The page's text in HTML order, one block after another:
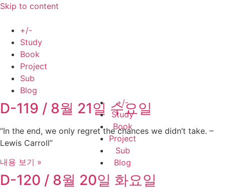
Skip to content
+/-
Study
Book
Project
Sub
Blog
+/-
Study
Book
Project
Sub
Blog
D-119 / 8월 21일 수요일
“In the end, we only regret the chances we didn’t take. –
Lewis Carroll”
내용 보기 »
D-120 / 8월 20일 화요일